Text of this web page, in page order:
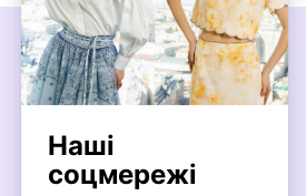
Спортивна площа, 1, м.Київ, 01021,
Україна